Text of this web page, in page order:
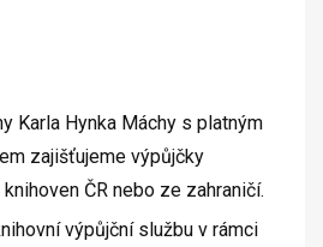
Karla Hynka Máchy s platným
zajišťujeme výpůjčky
ČR nebo ze zahraničí.
výpůjční službu v rámci